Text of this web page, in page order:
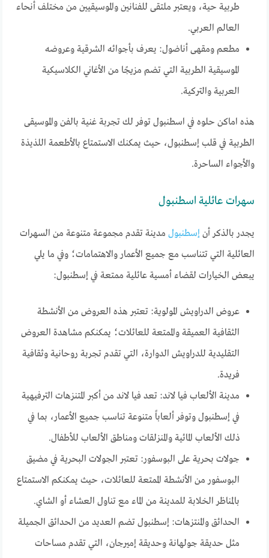
طربية حية، ويعتبر ملتقى للفنانين والموسيقيين من مختلف أنحاء
العالم العربي.
مطعم ومقهى أناضول: يعرف بأجوائه الشرقية وعروضه
الموسيقية الطربية التي تضم مزيجًا من الأغاني الكلاسيكية
العربية والتركية.
هذه اماكن حلوه في اسطنبول توفر لك تجربة غنية بالفن والموسيقى
الطربية في قلب إسطنبول، حيث يمكنك الاستمتاع بالأطعمة اللذيذة
والأجواء الساحرة.
سهرات عائلية اسطنبول
يجدر بالذكر أنإسطنبول مدينة تقدم مجموعة متنوعة من السهرات
العائلية التي تتناسب مع جميع الأعمار والاهتمامات؛ وفي ما يلي
يبعض الخيارات لقضاء أمسية عائلية ممتعة في إسطنبول:
عروض الدراويش المولوية: تعتبر هذه العروض من الأنشطة
الثقافية العميقة والممتعة للعائلات؛ يمكنكم مشاهدة العروض
التقليدية للدراويش الدوارة، التي تقدم تجربة روحانية وثقافية
فريدة.
مدينة الألعاب فيا لاند: تعد فيا لاند من أكبر المتنزهات الترفيهية
في إسطنبول وتوفر ألعاباً متنوعة تناسب جميع الأعمار، بما في
ذلك الألعاب المائية والمنزلقات ومناطق الألعاب للأطفال.
جولات بحرية على البوسفور: تعتبر الجولات البحرية في مضيق
البوسفور من الأنشطة الممتعة للعائلات، حيث يمكنكم الاستمتاع
بالمناظر الخلابة للمدينة من الماء مع تناول العشاء أو الشاي.
الحدائق والمنتزهات: إسطنبول تضم العديد من الحدائق الجميلة
مثل حديقة جولهانة وحديقة إميرجان، التي تقدم مساحات